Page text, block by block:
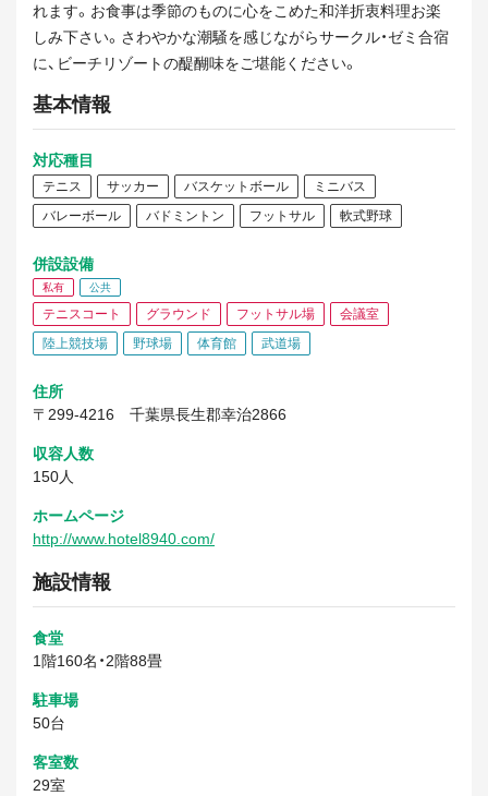
れます。お食事は季節のものに心をこめた和洋折衷料理お楽
しみ下さい。さわやかな潮騒を感じながらサークル・ゼミ合宿
に、ビーチリゾートの醍醐味をご堪能ください。
基本情報
対応種目
テニス サッカー バスケットボール
ミニバス
バレーボール
バドミントン フットサル 軟式野球
併設設備
私有 公共
テニスコート グラウンド フットサル場
会議室
陸上競技場
野球場 体育館 武道場
住所
〒299-4216
千葉県長生郡幸治2866
収容人数
150人
ホームページ
http://www.hotel8940.com/
施設情報
食堂
1階160名・2階88畳
駐車場
50台
客室数
29室